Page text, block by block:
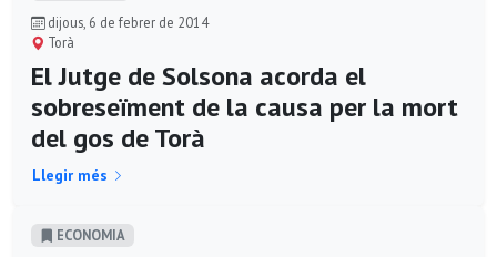
dijous, 6 de febrer de 2014
Torà
El Jutge de Solsona acorda el
sobreseïment de la causa per la mort
del gos de Torà
Llegir més
ECONOMIA